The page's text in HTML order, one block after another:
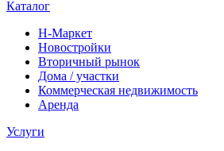
Каталог
Н-Маркет
Новостройки
Вторичный рынок
Дома / участки
Коммерческая недвижимость
Аренда
Услуги